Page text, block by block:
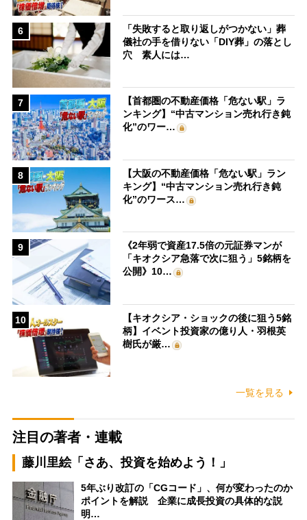
6
「失敗すると取り返しがつかない」葬
儀社の手を借りない「DIY葬」の落とし
穴 素人には…
7
【首都圏の不動産価格「危ない駅」ラ
ンキング】“中古マンション売れ行き鈍
化”のワー…
8
【大阪の不動産価格「危ない駅」ラン
キング】“中古マンション売れ行き鈍
化”のワース…
9
《2年弱で資産17.5倍の元証券マンが
「キオクシア急落で次に狙う」5銘柄を
公開》10…
10
【キオクシア・ショックの後に狙う5銘
柄】イベント投資家の億り人・羽根英
樹氏が厳…
一覧を見る
注目の著者・連載
藤川里絵「さあ、投資を始めよう！」
5年ぶり改訂の「CGコード」、何が変わったのか
ポイントを解説 企業に成長投資の具体的な説
明…